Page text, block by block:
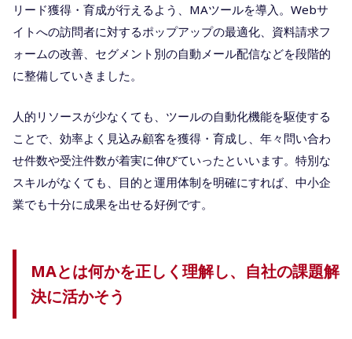
リード獲得・育成が行えるよう、MAツールを導入。Webサ
イトへの訪問者に対するポップアップの最適化、資料請求フ
ォームの改善、セグメント別の自動メール配信などを段階的
に整備していきました。
人的リソースが少なくても、ツールの自動化機能を駆使する
ことで、効率よく見込み顧客を獲得・育成し、年々問い合わ
せ件数や受注件数が着実に伸びていったといいます。特別な
スキルがなくても、目的と運用体制を明確にすれば、中小企
業でも十分に成果を出せる好例です。
MAとは何かを正しく理解し、自社の課題解
決に活かそう